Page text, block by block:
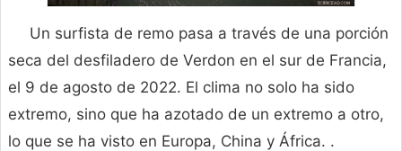
Un surfista de remo pasa a través de una porción
seca del desfiladero de Verdon en el sur de Francia,
el 9 de agosto de 2022. El clima no solo ha sido
extremo, sino que ha azotado de un extremo a otro,
lo que se ha visto en Europa, China y África. .